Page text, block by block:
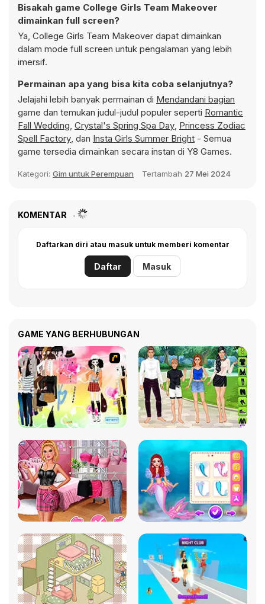
Bisakah game College Girls Team Makeover
dimainkan full screen?
Ya, College Girls Team Makeover dapat dimainkan
dalam mode full screen untuk pengalaman yang lebih
imersif.
Permainan apa yang bisa kita coba selanjutnya?
Jelajahi lebih banyak permainan di Mendandani bagian
game dan temukan judul-judul populer seperti Romantic
Fall Wedding, Crystal's Spring Spa Day, Princess Zodiac
Spell Factory, dan Insta Girls Summer Bright - Semua
game tersedia dimainkan secara instan di Y8 Games.
Kategori: Gim untuk Perempuan Tertambah 27 Mei 2024
KOMENTAR
Daftarkan diri atau masuk untuk memberi komentar
Daftar Masuk
GAME YANG BERHUBUNGAN